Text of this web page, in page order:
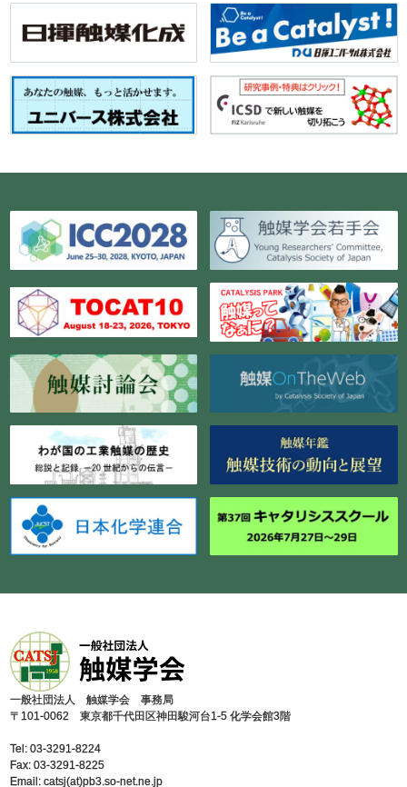
⼀般社団法⼈ 触媒学会 事務局
〒101-0062 東京都千代⽥区神⽥駿河台1-5 化学会館3階
Tel: 03-3291-8224
Fax: 03-3291-8225
Email: catsj(at)pb3.so-net.ne.jp